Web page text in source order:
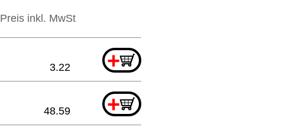
Preis inkl. MwSt
+
3.22
+
48.59